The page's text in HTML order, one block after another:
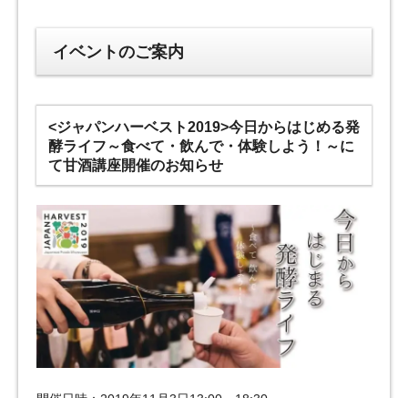
イベントのご案内
<ジャパンハーベスト2019>今日からはじめる発
酵ライフ～食べて・飲んで・体験しよう！～に
て甘酒講座開催のお知らせ